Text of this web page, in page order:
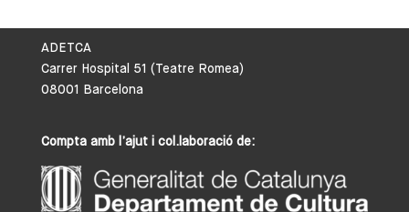
ADETCA
Carrer Hospital 51 (Teatre Romea)
08001 Barcelona
Compta amb l’ajut i col.laboració de: